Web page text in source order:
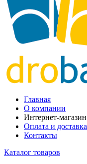
Главная
О компании
Интернет-магазин
Оплата и доставка
Контакты
Каталог товаров